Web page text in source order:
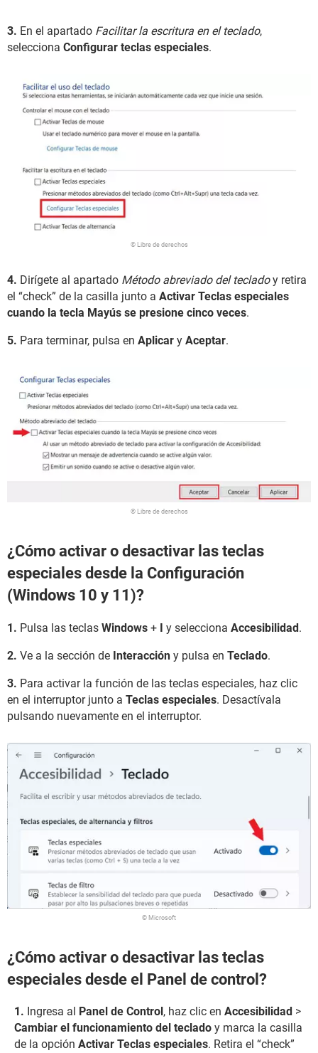
3. En el apartado Facilitar la escritura en el teclado,
selecciona Configurar teclas especiales.
© Libre de derechos
4. Dirígete al apartado Método abreviado del tecladoy retira
el “check” de la casilla junto a Activar Teclas especiales
cuando la tecla Mayús se presione cinco veces.
5. Para terminar, pulsa en Aplicar y Aceptar.
© Libre de derechos
¿Cómo activar o desactivar las teclas
especiales desde la Configuración
(Windows 10 y 11)?
1. Pulsa las teclas Windows + I y selecciona Accesibilidad.
2. Ve a la sección de Interacción y pulsa en Teclado.
3. Para activar la función de las teclas especiales, haz clic
en el interruptor junto a Teclas especiales. Desactívala
pulsando nuevamente en el interruptor.
© Microsoft
¿Cómo activar o desactivar las teclas
especiales desde el Panel de control?
Ingresa al Panel de Control, haz clic en Accesibilidad >
Cambiar el funcionamiento del teclado y marca la casilla
de la opción Activar Teclas especiales. Retira el “check”